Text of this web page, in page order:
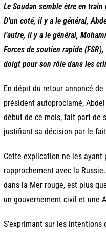
Le Soudan semble être en
D’un coté, il y a le général,
l’autre, il y a le général,
Forces de soutien rapide
doigt pour son rôle dans les
En dépit du retour annoncé
président autoproclamé,
début de ce mois, fait part de
justifiant sa décision par le
Cette explication ne les ayant
rapprochement avec la
dans la Mer rouge, est plus
un gouvernement civil et une
S’exprimant sur les